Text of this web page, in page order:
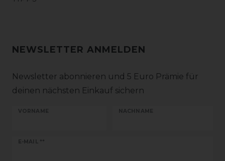
NEWSLETTER ANMELDEN
Newsletter abonnieren und 5 Euro Prämie für
deinen nächsten Einkauf sichern
VORNAME NACHNAME
E-MAIL **
Newsletter